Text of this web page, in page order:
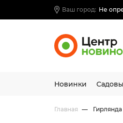
Ваш город: Не
Новинки
Главная